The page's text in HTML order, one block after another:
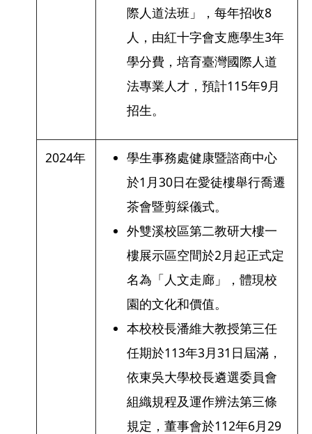
際人道法班」，每年招收8
人，由紅十字會支應學生3年
學分費，培育臺灣國際人道
法專業人才，預計115年9月
招生。
2024年
學生事務處健康暨諮商中心
於1月30日在愛徒樓舉行喬遷
茶會暨剪綵儀式。
外雙溪校區第二教研大樓一
樓展示區空間於2月起正式定
名為「人文走廊」，體現校
園的文化和價值。
本校校長潘維大教授第三任
任期於113年3月31日屆滿，
依東吳大學校長遴選委員會
組織規程及運作辨法第三條
規定，董事會於112年6月29